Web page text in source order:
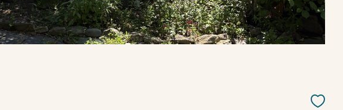
Nouveautés